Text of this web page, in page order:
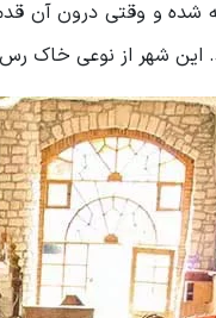
شده و وقتی درون آن
این شهر از نوعی خاک